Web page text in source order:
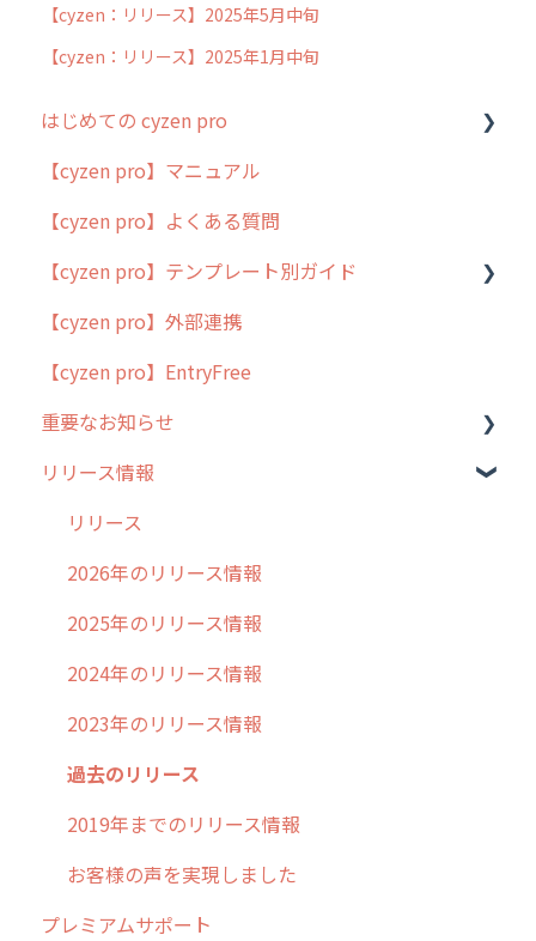
【cyzen：リリース】2025年5月中旬
【cyzen：リリース】2025年1月中旬
はじめての cyzen pro
cyzen pro とは？
簡易マニュアル
cyzen proの位置情報取得について
用語集
よくある質問
【cyzen pro】マニュアル
【cyzen pro】よくある質問
【cyzen pro】テンプレート別ガイド
ポスティング
ラウンダー
メンテナンス
外廻り営業
清掃
不動産
【cyzen pro】外部連携
【cyzen pro】EntryFree
重要なお知らせ
過去の重要なお知らせ
障害情報
リリース情報
リリース
2026年のリリース情報
2025年のリリース情報
2024年のリリース情報
2023年のリリース情報
過去のリリース
2019年までのリリース情報
お客様の声を実現しました
プレミアムサポート